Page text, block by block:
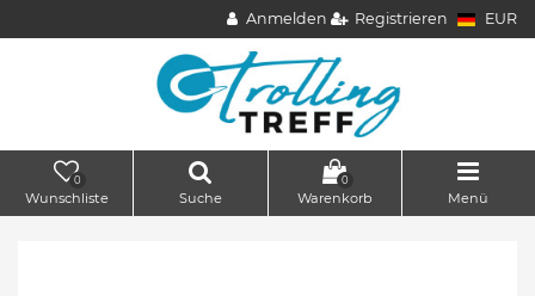
Anmelden Registrieren EUR
0
Wunschliste Suche
0
Warenkorb Menü